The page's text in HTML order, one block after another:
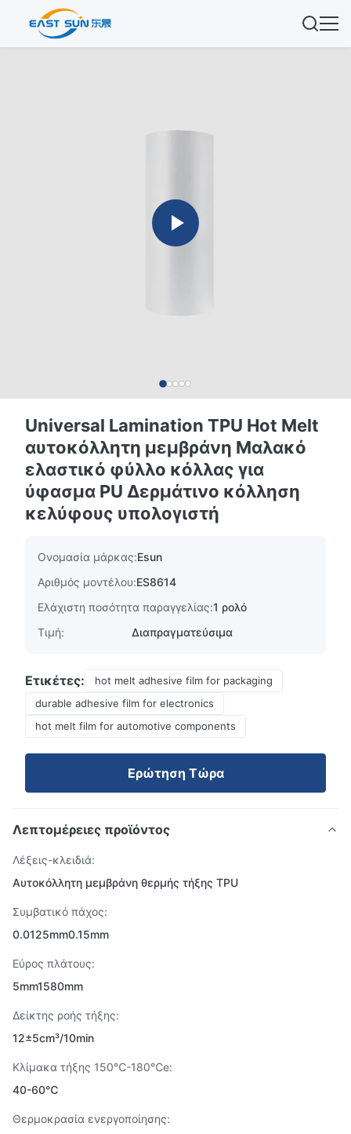
Universal Lamination TPU Hot Melt
αυτοκόλλητη μεμβράνη Μαλακό
ελαστικό φύλλο κόλλας για
ύφασμα PU Δερμάτινο κόλληση
κελύφους υπολογιστή
Ονομασία μάρκας:Esun
Αριθμός μοντέλου:ES8614
Ελάχιστη ποσότητα παραγγελίας:1 ρολό
Τιμή:
Διαπραγματεύσιμα
Ετικέτες:
hot melt adhesive film for packaging
durable adhesive film for electronics
hot melt film for automotive components
Ερώτηση Τώρα
Λεπτομέρειες προϊόντος
Λέξεις-κλειδιά:
Αυτοκόλλητη μεμβράνη θερμής τήξης TPU
Συμβατικό πάχος:
0.0125mm0.15mm
Εύρος πλάτους:
5mm1580mm
Δείκτης ροής τήξης:
12±5cm³/10min
Κλίμακα τήξης 150℃-180℃e:
40-60℃
Θερμοκρασία ενεργοποίησης: